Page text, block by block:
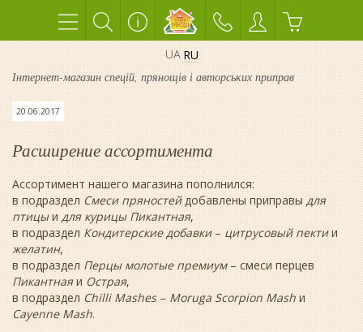
UA RU
Інтернет-магазин спецій, прянощів і авторських приправ
20.06.2017
Расширение ассортимента
Ассортимент нашего магазина пополнился:
в подраздел Смеси пряностейдобавлены приправы для
птицыи для курицы Пикантная,
в подраздел Кондитерские добавки– цитрусовый пектии
желатин,
в подраздел Перцы молотые премиум– смеси перцев
Пикантнаяи Острая,
в подраздел Chilli Mashes– Moruga Scorpion Mash и
Cayenne Mash.